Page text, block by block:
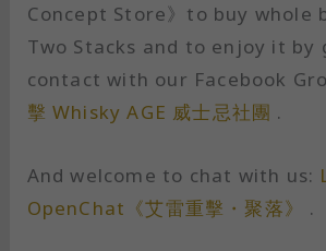
Concept Store》to buy whole
Two Stacks and to enjoy it by
contact with our Facebook
擊 Whisky AGE 威士忌社團 .
And welcome to chat with us:
OpenChat《艾雷重擊・聚落》
.